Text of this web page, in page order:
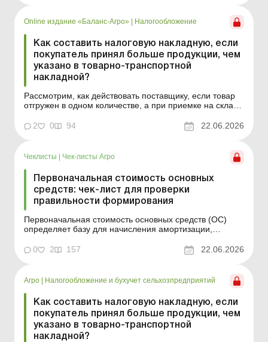
23....
Online издание «Баланс-Агро» | Налогообложение
Как составить налоговую накладную, если
покупатель принял больше продукции, чем
указано в товарно-транспортной
накладной?
Рассмотрим, как действовать поставщику, если товар
отгружен в одном количестве, а при приемке на складе
Баланс-Агро № 25 от 23 июня 2026 года Практическая
пока...
2 0 94 22.06.2026
Чеклисты Чек-листы Агро
Первоначальная стоимость основных
средств: чек-лист для проверки
правильности формирования
Первоначальная стоимость основных средств (ОС)
определяет базу для начисления амортизации,
продажи или списания объекта, а также влияет на
расходы включаются в первоначаль...
0 2 157 22.06.2026
Агро Налогообложение и бухучет сельхозпредприятий
Как составить налоговую накладную, если
покупатель принял больше продукции, чем
указано в товарно-транспортной
накладной?